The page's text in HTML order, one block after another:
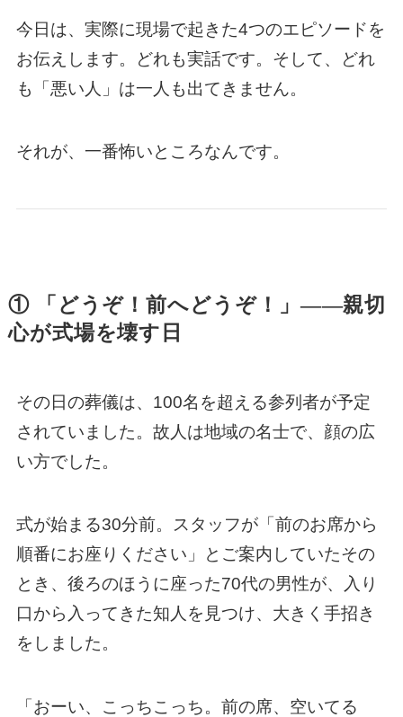
今日は、実際に現場で起きた4つのエピソードを
お伝えします。どれも実話です。そして、どれ
も「悪い人」は一人も出てきません。
それが、一番怖いところなんです。
① 「どうぞ！前へどうぞ！」——親切
心が式場を壊す日
その日の葬儀は、100名を超える参列者が予定
されていました。故人は地域の名士で、顔の広
い方でした。
式が始まる30分前。スタッフが「前のお席から
順番にお座りください」とご案内していたその
とき、後ろのほうに座った70代の男性が、入り
口から入ってきた知人を見つけ、大きく手招き
をしました。
「おーい、こっちこっち。前の席、空いてる